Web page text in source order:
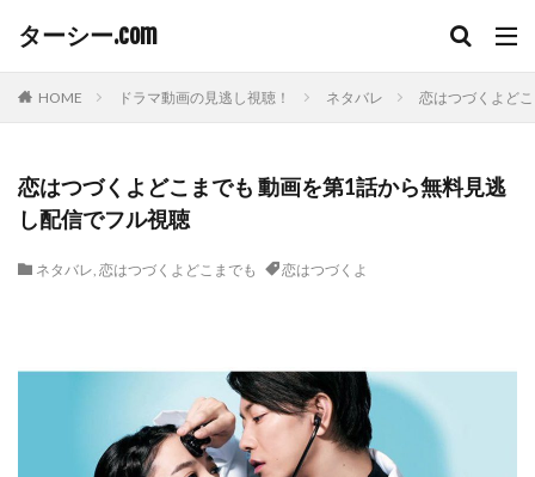
ターシー.com
HOME ドラマ動画の見逃し視聴！ ネタバレ 恋はつづくよど
恋はつづくよどこまでも 動画を第1話から無料見逃
し配信でフル視聴
ネタバレ, 恋はつづくよどこまでも 恋はつづくよ